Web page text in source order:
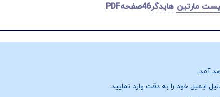
مارتین هایدگر46صفحهPDF
آمد.
ایمیل خود را به دقت وارد نمایید.